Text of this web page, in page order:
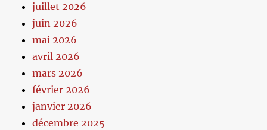
juillet 2026
juin 2026
mai 2026
avril 2026
mars 2026
février 2026
janvier 2026
décembre 2025